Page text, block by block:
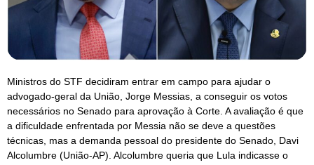
Ministros do STF decidiram entrar em campo para ajudar o
advogado-geral da União, Jorge Messias, a conseguir os votos
necessários no Senado para aprovação à Corte. A avaliação é que
a dificuldade enfrentada por Messia não se deve a questões
técnicas, mas a demanda pessoal do presidente do Senado, Davi
Alcolumbre (União-AP). Alcolumbre queria que Lula indicasse o